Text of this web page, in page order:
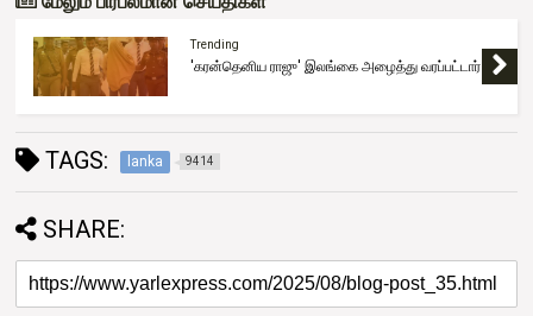
Trending
'கரன்தெனிய ராஜு' இலங்கை அழைத்து வரப்பட்டார்
TAGS: lanka 9414
SHARE: